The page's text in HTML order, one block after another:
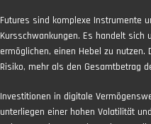
Futures sind komplexe Instrumente
Kursschwankungen. Es handelt
ermöglichen, einen Hebel zu
Risiko, mehr als den Gesamtbetrag
Investitionen in digitale
unterliegen einer hohen Volatilität